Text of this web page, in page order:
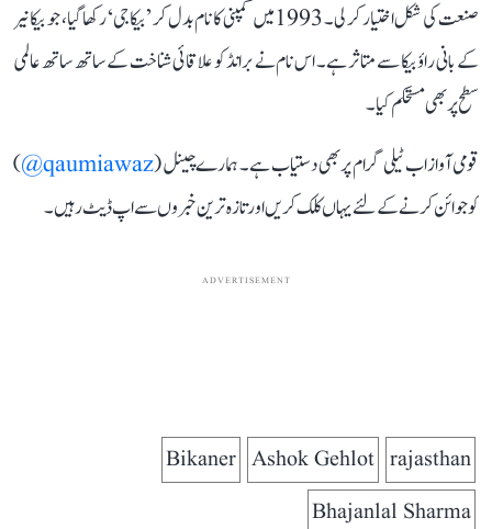
صنعت کی شکل اختیار کر لی۔ 1993 میں کمپنی کا نام بدل کر ’بیکاجی‘ رکھا گیا، جو بیکانیر
کے بانی راؤ بیکا سے متاثر ہے۔ اس نام نے برانڈ کو علاقائی شناخت کے ساتھ ساتھ عالمی
سطح پر بھی مستحکم کیا۔
قومی آواز اب ٹیلی گرام پر بھی دستیاب ہے۔ ہمارے چینل (qaumiawaz@
)
کو جوائن کرنے کے لئے یہاں کلک کریں اور تازہ ترین خبروں سے اپ ڈیٹ رہیں۔
ADVERTISEMENT
rajasthan
Ashok Gehlot
Bikaner
Bhajanlal Sharma